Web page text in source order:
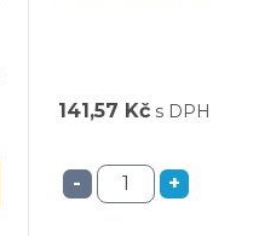
141,57 Kč s DPH
- +